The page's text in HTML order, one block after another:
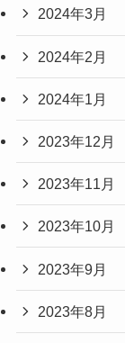
2024年3月
2024年2月
2024年1月
2023年12月
2023年11月
2023年10月
2023年9月
2023年8月